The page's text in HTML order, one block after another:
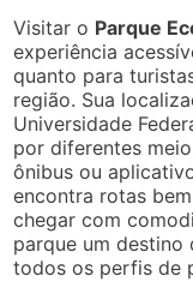
Visitar o Parque
experiência
quanto para
região. Sua
Universidade
por diferentes
ônibus ou
encontra rotas
chegar com
parque um
todos os perfis de